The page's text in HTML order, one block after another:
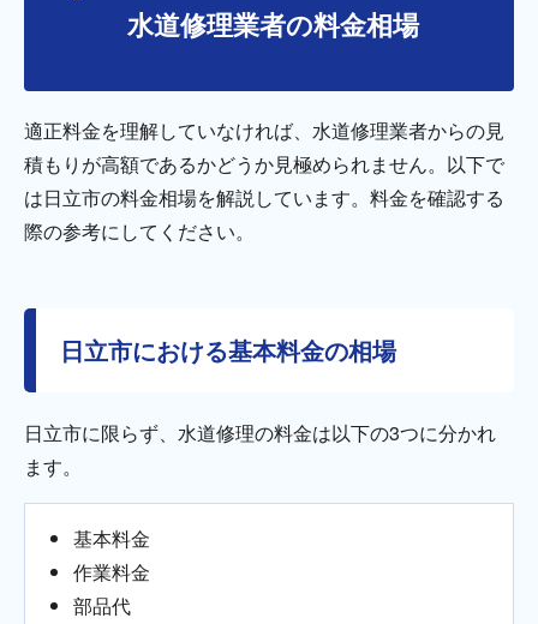
水道修理業者の料金相場
適正料金を理解していなければ、水道修理業者からの見
積もりが高額であるかどうか見極められません。以下で
は日立市の料金相場を解説しています。料金を確認する
際の参考にしてください。
日立市における基本料金の相場
日立市に限らず、水道修理の料金は以下の3つに分かれ
ます。
基本料金
作業料金
部品代